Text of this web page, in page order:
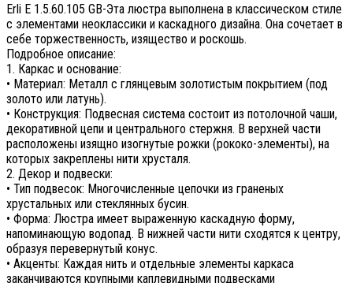
Erli E 1.5.60.105 GB-Эта люстра выполнена в классическом стиле
с элементами неоклассики и каскадного дизайна. Она сочетает в
себе торжественность, изящество и роскошь.
Подробное описание:
1. Каркас и основание:
• Материал: Металл с глянцевым золотистым покрытием (под
золото или латунь).
• Конструкция: Подвесная система состоит из потолочной чаши,
декоративной цепи и центрального стержня. В верхней части
расположены изящно изогнутые рожки (рококо-элементы), на
которых закреплены нити хрусталя.
2. Декор и подвески:
• Тип подвесок: Многочисленные цепочки из граненых
хрустальных или стеклянных бусин.
• Форма: Люстра имеет выраженную каскадную форму,
напоминающую водопад. В нижней части нити сходятся к центру,
образуя перевернутый конус.
• Акценты: Каждая нить и отдельные элементы каркаса
заканчиваются крупными каплевидными подвесками